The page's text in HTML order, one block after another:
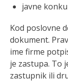
javne
Kod poslovne
dokument.
ime firme
je zastupa. To
zastupnik ili